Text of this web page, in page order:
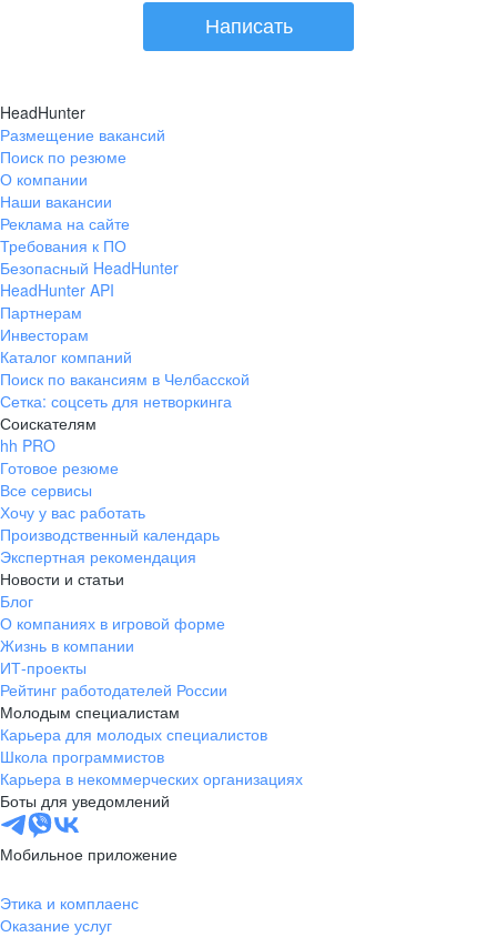
Написать
HeadHunter
Размещение вакансий
Поиск по резюме
О компании
Наши вакансии
Реклама на сайте
Требования к ПО
Безопасный HeadHunter
HeadHunter API
Партнерам
Инвесторам
Каталог компаний
Поиск по вакансиям в Челбасской
Сетка: соцсеть для нетворкинга
Соискателям
hh PRO
Готовое резюме
Все сервисы
Хочу у вас работать
Производственный календарь
Экспертная рекомендация
Новости и статьи
Блог
О компаниях в игровой форме
Жизнь в компании
ИТ-проекты
Рейтинг работодателей России
Молодым специалистам
Карьера для молодых специалистов
Школа программистов
Карьера в некоммерческих организациях
Боты для уведомлений
Мобильное приложение
Этика и комплаенс
Оказание услуг